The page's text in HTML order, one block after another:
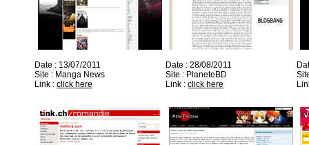
Date : 13/07/2011
Site : Manga News
Link : click here
Date : 28/08/2011
Site : PlaneteBD
Link : click here